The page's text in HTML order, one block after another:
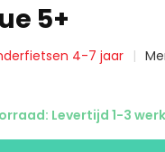
5+
4-7 jaar
Levertijd 1-3